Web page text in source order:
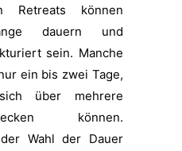
Retreats können
dauern und
sein. Manche
ein bis zwei Tage,
über mehrere
können.
Wahl der Dauer